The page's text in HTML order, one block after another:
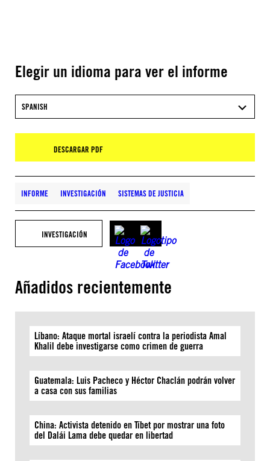
Elegir un idioma para ver el informe
SPANISH
DESCARGAR PDF
INFORME INVESTIGACIÓN SISTEMAS DE JUSTICIA
INVESTIGACIÓN
Añadidos recientemente
Líbano: Ataque mortal israelí contra la periodista Amal
Khalil debe investigarse como crimen de guerra
Guatemala: Luis Pacheco y Héctor Chaclán podrán volver
a casa con sus familias
China: Activista detenido en Tíbet por mostrar una foto
del Dalái Lama debe quedar en libertad